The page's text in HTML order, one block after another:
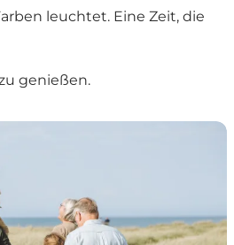
leuchtet. Eine Zeit, die
genießen.